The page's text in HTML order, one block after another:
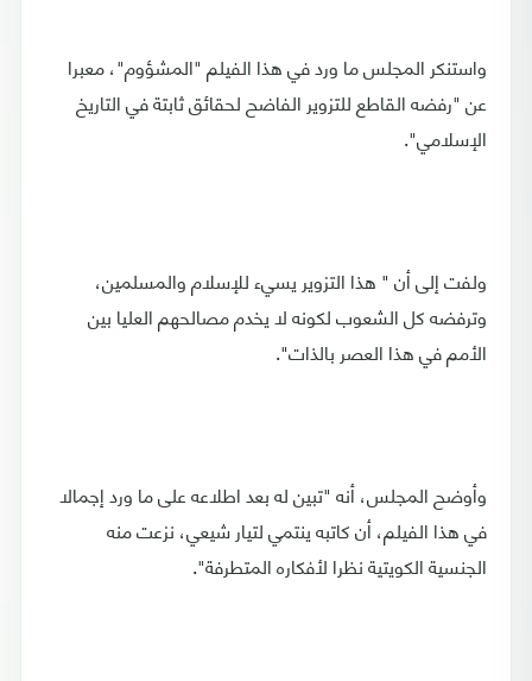
واستنكر المجلس ما ورد في هذا الفيلم "المشؤوم"، معبرا
عن "رفضه القاطع للتزوير الفاضح لحقائق ثابتة في التاريخ
الإسلامي".
ولفت إلى أن " هذا التزوير يسيء للإسلام والمسلمين،
وترفضه كل الشعوب لكونه لا يخدم مصالحهم العليا بين
الأمم في هذا العصر بالذات".
وأوضح المجلس، أنه "تبين له بعد اطلاعه على ما ورد إجمالا
في هذا الفيلم، أن كاتبه ينتمي لتيار شيعي، نزعت منه
الجنسية الكويتية نظرا لأفكاره المتطرفة".